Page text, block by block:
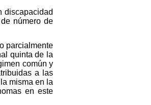
discapacidad
número de
parcialmente
quinta de la
común y
a las
misma en la
en este